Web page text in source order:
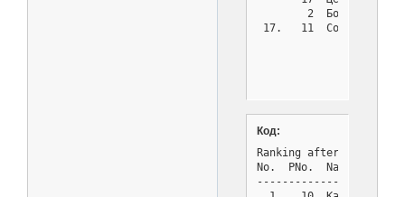
2  Больница 11
17.   11  Сомовский
Код:
Ranking after round 5 of
No.  PNo.  Name